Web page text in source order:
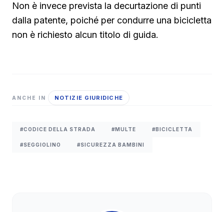
Non è invece prevista la decurtazione di punti
dalla patente, poiché per condurre una bicicletta
non è richiesto alcun titolo di guida.
ANCHE IN NOTIZIE GIURIDICHE
#CODICE DELLA STRADA #MULTE #BICICLETTA
#SEGGIOLINO #SICUREZZA BAMBINI